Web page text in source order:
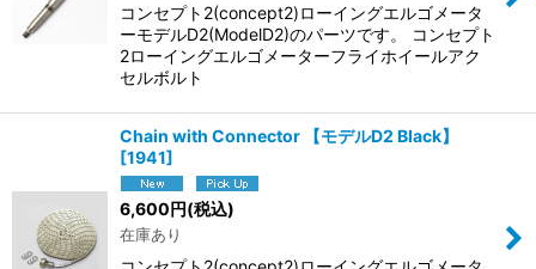
コンセプト2(concept2)ローイングエルゴメータ
ーモデルD2(ModelD2)のパーツです。 コンセプト
2ローイングエルゴメーターフライホイールアク
セルボルト
Chain with Connector 【モデルD2 Black】
[1941]
6,600円(税込)
在庫あり